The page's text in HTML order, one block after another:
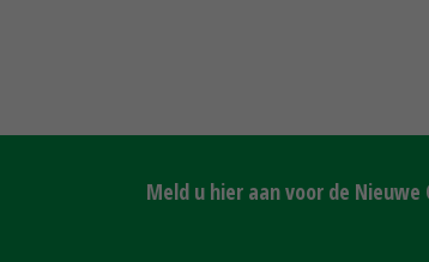
Meld u hier aan voor de